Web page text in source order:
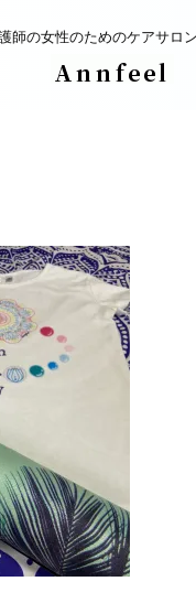
師の女性のためのケアサロ